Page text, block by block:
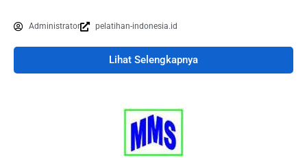
Administrator pelatihan-indonesia.id
Lihat Selengkapnya